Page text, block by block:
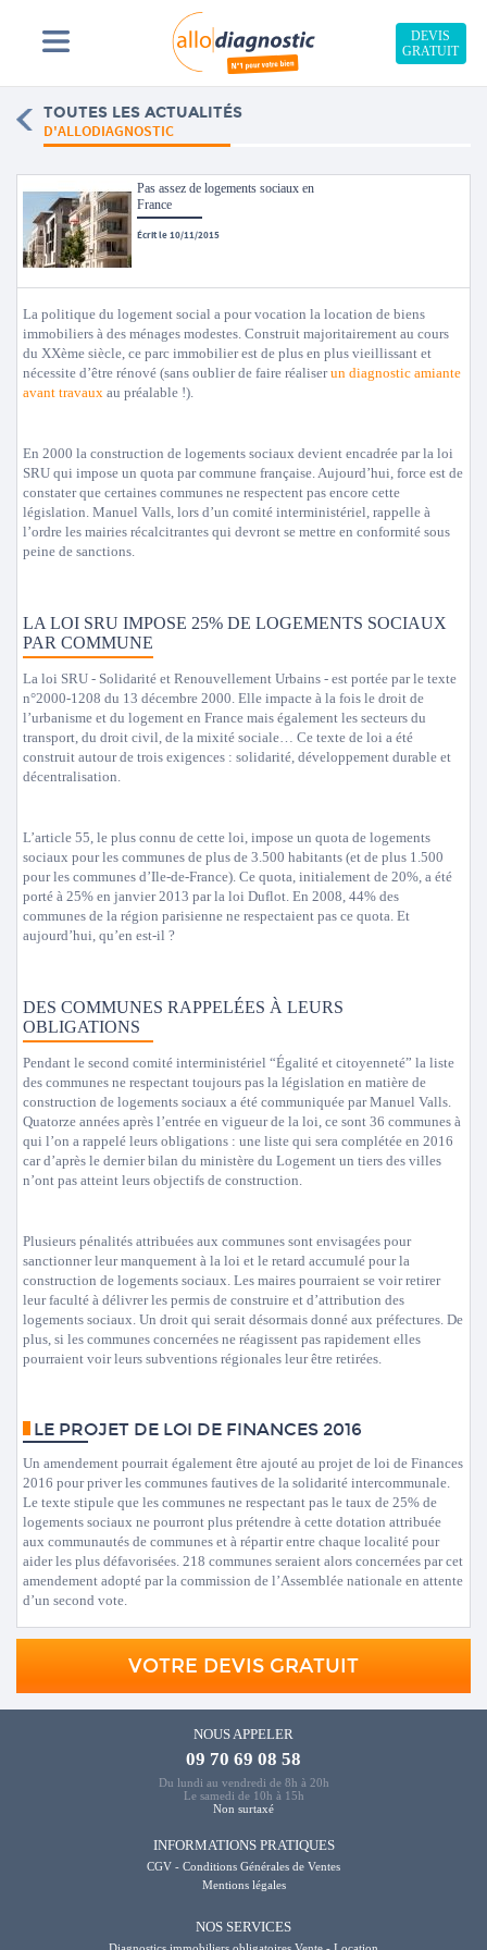
DEVIS
GRATUIT
TOUTES LES ACTUALITÉS
D'ALLODIAGNOSTIC
Pas assez de logements sociaux en
France
Écrit le 10/11/2015
La politique du logement social a pour vocation la location de biens
immobiliers à des ménages modestes. Construit majoritairement au cours
du XXème siècle, ce parc immobilier est de plus en plus vieillissant et
nécessite d’être rénové (sans oublier de faire réaliserun diagnostic amiante
avant travaux au préalable !).
En 2000 la construction de logements sociaux devient encadrée par la loi
SRU qui impose un quota par commune française. Aujourd’hui, force est de
constater que certaines communes ne respectent pas encore cette
législation. Manuel Valls, lors d’un comité interministériel, rappelle à
l’ordre les mairies récalcitrantes qui devront se mettre en conformité sous
peine de sanctions.
LA LOI SRU IMPOSE 25% DE LOGEMENTS SOCIAUX
PAR COMMUNE
La loi SRU - Solidarité et Renouvellement Urbains - est portée par le texte
n°2000-1208 du 13 décembre 2000. Elle impacte à la fois le droit de
l’urbanisme et du logement en France mais également les secteurs du
transport, du droit civil, de la mixité sociale… Ce texte de loi a été
construit autour de trois exigences : solidarité, développement durable et
décentralisation.
L’article 55, le plus connu de cette loi, impose un quota de logements
sociaux pour les communes de plus de 3.500 habitants (et de plus 1.500
pour les communes d’Ile-de-France). Ce quota, initialement de 20%, a été
porté à 25% en janvier 2013 par la loi Duflot. En 2008, 44% des
communes de la région parisienne ne respectaient pas ce quota. Et
aujourd’hui, qu’en est-il ?
DES COMMUNES RAPPELÉES À LEURS
OBLIGATIONS
Pendant le second comité interministériel “Égalité et citoyenneté” la liste
des communes ne respectant toujours pas la législation en matière de
construction de logements sociaux a été communiquée par Manuel Valls.
Quatorze années après l’entrée en vigueur de la loi, ce sont 36 communes à
qui l’on a rappelé leurs obligations : une liste qui sera complétée en 2016
car d’après le dernier bilan du ministère du Logement un tiers des villes
n’ont pas atteint leurs objectifs de construction.
Plusieurs pénalités attribuées aux communes sont envisagées pour
sanctionner leur manquement à la loi et le retard accumulé pour la
construction de logements sociaux. Les maires pourraient se voir retirer
leur faculté à délivrer les permis de construire et d’attribution des
logements sociaux. Un droit qui serait désormais donné aux préfectures. De
plus, si les communes concernées ne réagissent pas rapidement elles
pourraient voir leurs subventions régionales leur être retirées.
LE PROJET DE LOI DE FINANCES 2016
Un amendement pourrait également être ajouté au projet de loi de Finances
2016 pour priver les communes fautives de la solidarité intercommunale.
Le texte stipule que les communes ne respectant pas le taux de 25% de
logements sociaux ne pourront plus prétendre à cette dotation attribuée
aux communautés de communes et à répartir entre chaque localité pour
aider les plus défavorisées. 218 communes seraient alors concernées par cet
amendement adopté par la commission de l’Assemblée nationale en attente
d’un second vote.
VOTRE DEVIS GRATUIT
NOUS APPELER
09 70 69 08 58
Du lundi au vendredi de 8h à 20h
Le samedi de 10h à 15h
Non surtaxé
INFORMATIONS PRATIQUES
CGV - Conditions Générales de Ventes
Mentions légales
NOS SERVICES